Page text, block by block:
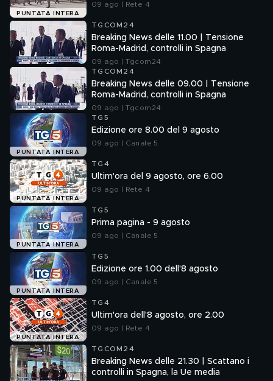
PUNTATA INTERA
09 ago | Rete 4
TGCOM24
Breaking News delle 11.00 | Tensione
Roma-Madrid, controlli in Spagna
09 ago | Tgcom24
TGCOM24
Breaking News delle 09.00 | Tensione
Roma-Madrid, controlli in Spagna
09 ago | Tgcom24
PUNTATA INTERA
TG5
Edizione ore 8.00 del 9 agosto
09 ago | Canale 5
PUNTATA INTERA
TG4
Ultim'ora del 9 agosto, ore 6.00
09 ago | Rete 4
PUNTATA INTERA
TG5
Prima pagina - 9 agosto
09 ago | Canale 5
PUNTATA INTERA
TG5
Edizione ore 1.00 dell'8 agosto
09 ago | Canale 5
PUNTATA INTERA
TG4
Ultim'ora dell'8 agosto, ore 2.00
09 ago | Rete 4
TGCOM24
Breaking News delle 21.30 | Scattano i
controlli in Spagna, la Ue media